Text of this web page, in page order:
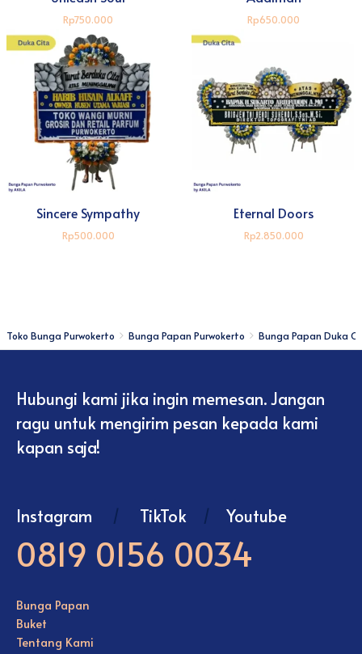
Rp750.000 Rp650.000
Sincere Sympathy
Rp500.000
Eternal Doors
Rp2.850.000
Toko Bunga Purwokerto Bunga Papan Purwokerto Bunga Papan Duka
Hubungi kami jika ingin memesan. Jangan
ragu untuk mengirim pesan kepada kami
kapan saja!
Instagram / TikTok / Youtube
0819 0156 0034
Bunga Papan
Buket
Tentang Kami